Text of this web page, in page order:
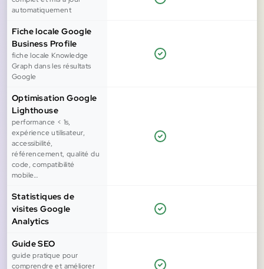
automatiquement
Fiche locale Google
Business Profile
fiche locale Knowledge
Graph dans les résultats
Google
Optimisation Google
Lighthouse
performance < 1s,
expérience utilisateur,
accessibilité,
référencement, qualité du
code, compatibilité
mobile…
Statistiques de
visites Google
Analytics
Guide SEO
guide pratique pour
comprendre et améliorer